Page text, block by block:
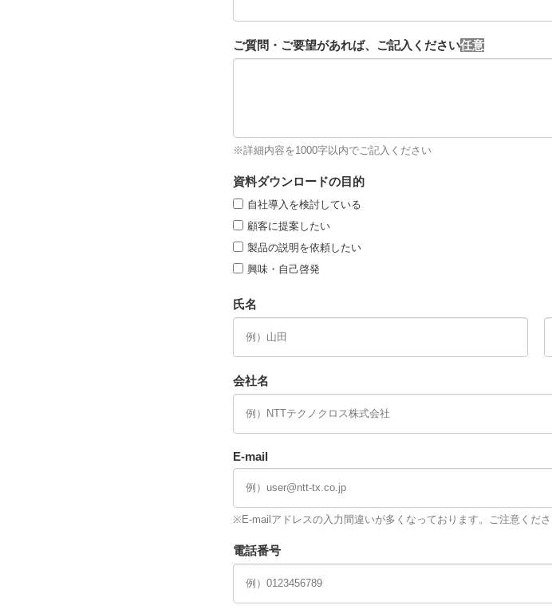
ご質問・ご要望があれば、ご記入ください
※詳細内容を1000字以内でご記入ください
資料ダウンロードの目的
自社導入を検討している
顧客に提案したい
製品の説明を依頼したい
興味・自己啓発
氏名
会社名
E-mail
※E-mailアドレスの入力間違いが多くなっております。ご注意くださ
電話番号